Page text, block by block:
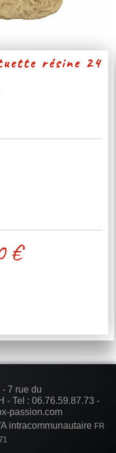
résine 24
€
- 7 rue du
- Tel : 06.76.59.87.73 -
passion.com
intracommunautaire FR